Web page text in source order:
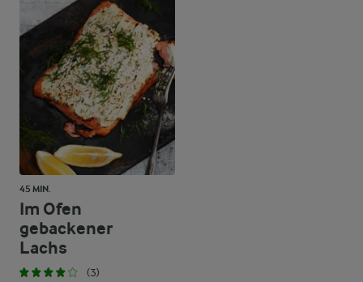
45 MIN.
Im Ofen
gebackener
Lachs
(3)